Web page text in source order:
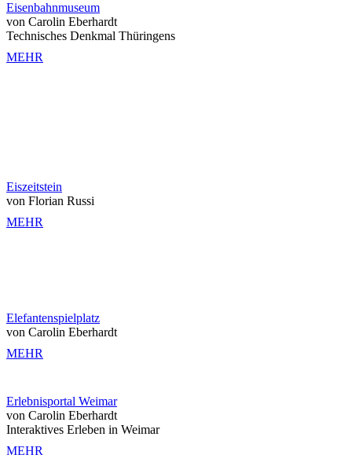
Eisenbahnmuseum
von Carolin Eberhardt
Technisches Denkmal Thüringens
MEHR
Eiszeitstein
von Florian Russi
MEHR
Elefantenspielplatz
von Carolin Eberhardt
MEHR
Erlebnisportal Weimar
von Carolin Eberhardt
Interaktives Erleben in Weimar
MEHR